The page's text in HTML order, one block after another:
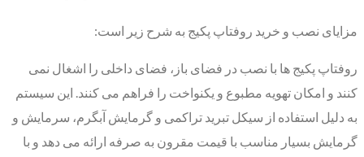
مزایای نصب و خرید روفتاپ پکیج به شرح زیر است:
روفتاپ پکیج ها با نصب در فضای باز، فضای داخلی را اشغال نمی
کنند و امکان تهویه مطبوع و یکنواخت را فراهم می کنند. این سیستم
به دلیل استفاده از سیکل تبرید تراکمی و گرمایش آبگرم، سرمایش و
گرمایش بسیار مناسب با قیمت مقرون به صرفه ارائه می دهد و با